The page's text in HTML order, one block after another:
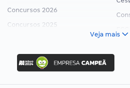
Concursos 2026
Concursos 2025
Concurso Ibama
Concurso MPU
Editais publicados
Veja mais